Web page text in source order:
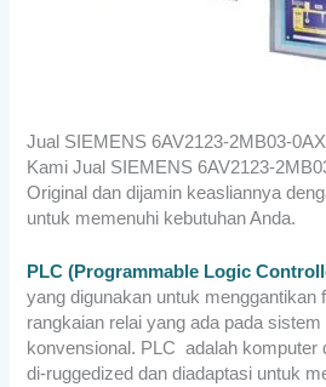
Jual SIEMENS 6AV2123-2MB03-
Kami Jual SIEMENS 6AV2123-
Original dan dijamin keasliannya
untuk memenuhi kebutuhan Anda.
PLC (Programmable Logic
yang digunakan untuk menggantikan
rangkaian relai yang ada pada
konvensional. PLC adalah komputer
di-ruggedized dan diadaptasi untuk